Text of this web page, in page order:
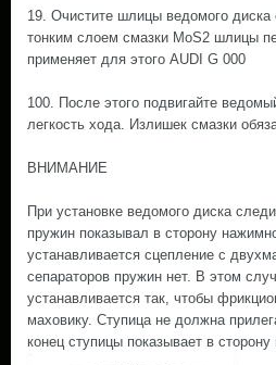
19. Очистите шлицы ведомого
тонким слоем смазки MoS2 шлицы
применяет для этого AUDI G 000
100. После этого подвигайте
легкость хода. Излишек смазки
ВНИМАНИЕ
При установке ведомого диска
пружин показывал в сторону
устанавливается сцепление с
сепараторов пружин нет. В этом
устанавливается так, чтобы
маховику. Ступица не должна
конец ступицы показывает в